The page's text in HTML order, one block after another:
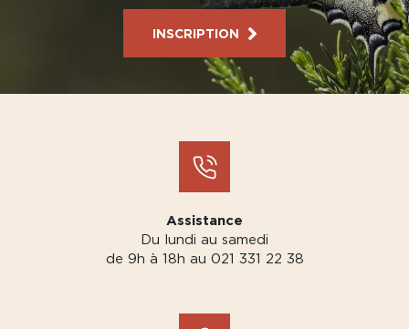
INSCRIPTION
Assistance
Du lundi au samedi
de 9h à 18h au 021 331 22 38